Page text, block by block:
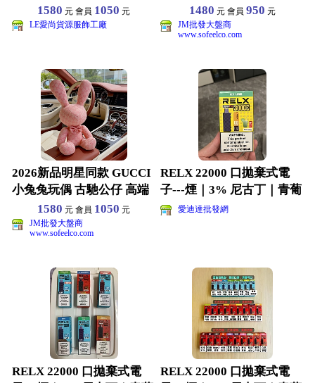
品質 包裝齊
1580 元 會員 1050 元
LE愛尚貨源服飾工廠
質 包裝齊全
1480 元 會員950 元
JM批發大盤商
www.sofeelco.com
2026新品明星同款 GUCCI
小兔兔玩偶 古馳公仔 高端
品質 包裝齊
1580 元 會員 1050 元
JM批發大盤商
www.sofeelco.com
RELX 22000 口拋棄式電
子---煙｜3% 尼古丁｜青葡
萄冰 /愛迪達批發網
RELX 22000 口拋棄式電
RELX 22000 口拋棄式電